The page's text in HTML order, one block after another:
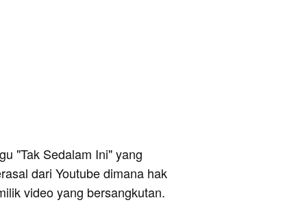
"Tak Sedalam Ini" yang
dari Youtube dimana hak
video yang bersangkutan.